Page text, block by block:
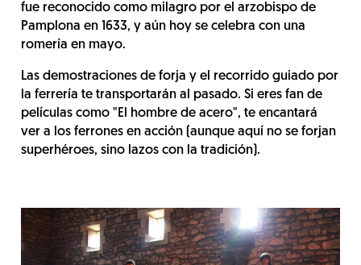
fue reconocido como milagro por el arzobispo de
Pamplona en 1633, y aún hoy se celebra con una
romería en mayo.
Las demostraciones de forja y el recorrido guiado por
la ferrería te transportarán al pasado. Si eres fan de
películas como "El hombre de acero", te encantará
ver a los ferrones en acción (aunque aquí no se forjan
superhéroes, sino lazos con la tradición).